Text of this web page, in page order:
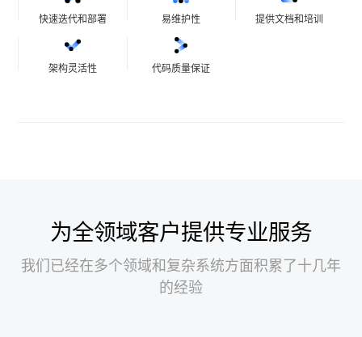
快速迭代和部署 易维护性 提供文档和培训
架构灵活性 代码质量保证
为全领域客户提供专业服务
我们已经在多个领域和复杂系统方面积累了十几年
的经验